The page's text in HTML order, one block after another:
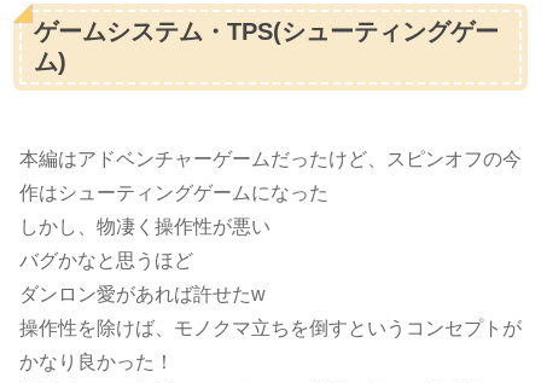
ゲームシステム・TPS(シューティングゲー
ム)
本編はアドベンチャーゲームだったけど、スピンオフの今
作はシューティングゲームになった
しかし、物凄く操作性が悪い
バグかなと思うほど
ダンロン愛があれば許せたw
操作性を除けば、モノクマ立ちを倒すというコンセプトが
かなり良かった！